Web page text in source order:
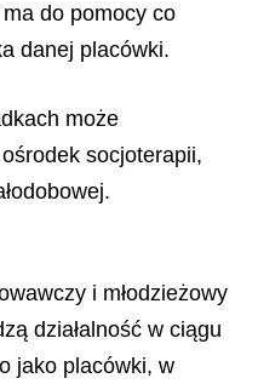
do pomocy co
danej placówki.
może
socjoterapii,
i młodzieżowy
działalność w ciągu
jako placówki, w